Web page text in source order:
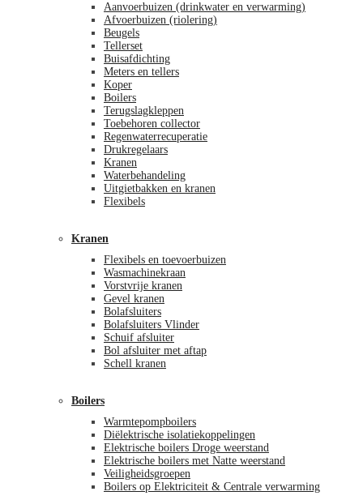
Aanvoerbuizen (drinkwater en verwarming)
Afvoerbuizen (riolering)
Beugels
Tellerset
Buisafdichting
Meters en tellers
Koper
Boilers
Terugslagkleppen
Toebehoren collector
Regenwaterrecuperatie
Drukregelaars
Kranen
Waterbehandeling
Uitgietbakken en kranen
Flexibels
Kranen
Flexibels en toevoerbuizen
Wasmachinekraan
Vorstvrije kranen
Gevel kranen
Bolafsluiters
Bolafsluiters Vlinder
Schuif afsluiter
Bol afsluiter met aftap
Schell kranen
Boilers
Warmtepompboilers
Diëlektrische isolatiekoppelingen
Elektrische boilers Droge weerstand
Elektrische boilers met Natte weerstand
Veiligheidsgroepen
Boilers op Elektriciteit & Centrale verwarming